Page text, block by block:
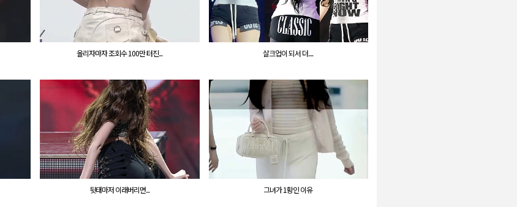
올리자마자 조회수 100만 터진... 살크업이 되서 더....
뒷태마저 이래버리면... 그녀가 1황인 이유